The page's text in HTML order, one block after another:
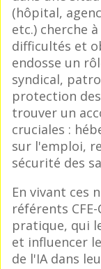
(hôpital,
etc.) cherche
difficultés et
endosse un
syndical,
protection
trouver un
cruciales :
sur l'emploi,
sécurité des
En vivant ces
référents
pratique, qui
et influencer
de l'IA dans